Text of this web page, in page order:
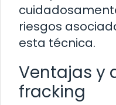
riesgos
esta técnica.
Ventajas y
fracking